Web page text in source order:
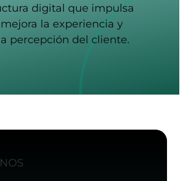
digital que impulsa
la experiencia y
percepción del cliente.